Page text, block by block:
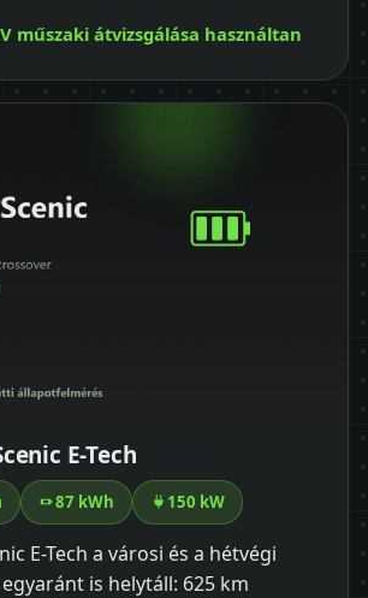
műszaki átvizsgálása használtan
E-Tech
87 kWh 150 kW
E-Tech a városi és a hétvégi
is helytáll: 625 km